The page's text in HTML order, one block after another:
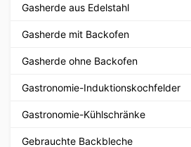
Gasherde aus Edelstahl
Gasherde mit Backofen
Gasherde ohne Backofen
Gastronomie-Induktionskochfelder
Gastronomie-Kühlschränke
Gebrauchte Backbleche